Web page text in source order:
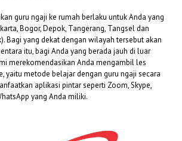
guru ngaji ke rumah berlaku untuk Anda yang
Bogor, Depok, Tangerang, Tangsel dan
Bagi yang dekat dengan wilayah tersebut akan
itu, bagi Anda yang berada jauh di luar
merekomendasikan Anda mengambil les
yaitu metode belajar dengan guru ngaji secara
aplikasi pintar seperti Zoom, Skype,
yang Anda miliki.